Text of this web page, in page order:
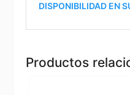
DISPONIBILIDAD EN
Productos